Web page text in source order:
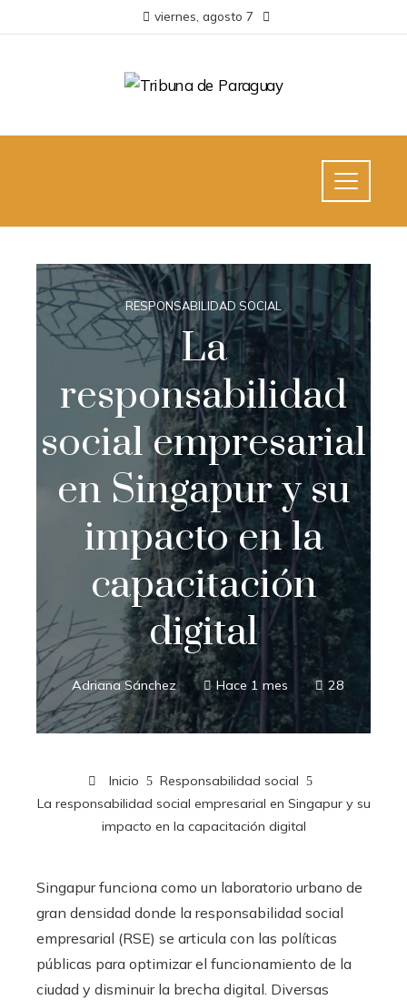
viernes, agosto 7
RESPONSABILIDAD SOCIAL
La
responsabilidad
social empresarial
en Singapur y su
impacto en la
capacitación
digital
Adriana Sánchez Hace 1 mes 28
Inicio
Responsabilidad social
La responsabilidad social empresarial en Singapur y su
impacto en la capacitación digital
Singapur funciona como un laboratorio urbano de
gran densidad donde la responsabilidad social
empresarial (RSE) se articula con las políticas
públicas para optimizar el funcionamiento de la
ciudad y disminuir la brecha digital. Diversas